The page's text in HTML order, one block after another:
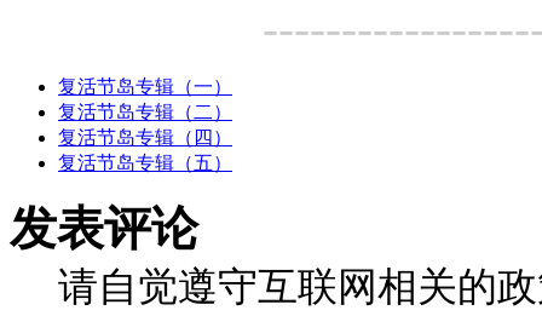
复活节岛专辑（一）
复活节岛专辑（二）
复活节岛专辑（四）
复活节岛专辑（五）
发表评论
请自觉遵守互联网相关的